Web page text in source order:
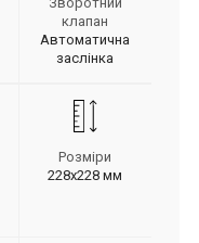
клапан
Автоматична
заслінка
Розміри
228х228 мм